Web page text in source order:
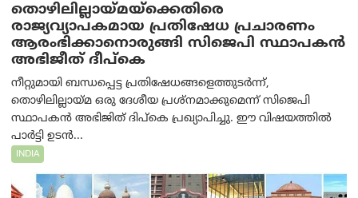
തൊഴിലില്ലായ്മയ്ക്കെതിരെ
രാജ്യവ്യാപകമായ പ്രതിഷേധ പ്രചാരണം
ആരംഭിക്കാനൊരുങ്ങി സിജെപി സ്ഥാപകന്‍
അഭിജീത് ദീപ്കെ
നീറ്റുമായി ബന്ധപ്പെട്ട പ്രതിഷേധങ്ങളെത്തുടർന്ന്,
തൊഴിലില്ലായ്മ ഒരു ദേശീയ പ്രശ്നമാക്കുമെന്ന് സിജെപി
സ്ഥാപകൻ അഭിജിത് ദിപ്കെ പ്രഖ്യാപിച്ചു. ഈ വിഷയത്തിൽ
പാർട്ടി ഉടൻ...
INDIA